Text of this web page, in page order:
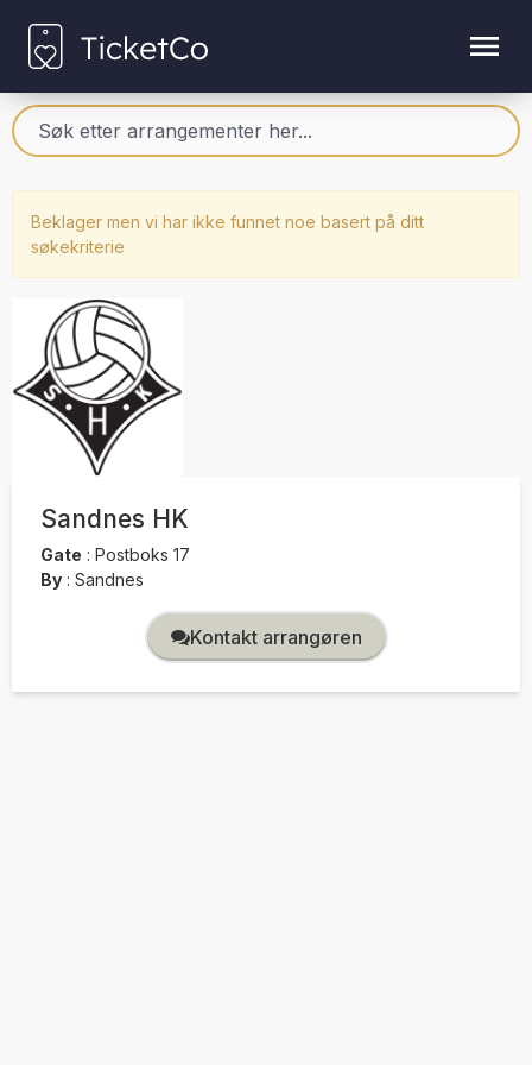
Beklager men vi har ikke funnet noe basert på ditt
søkekriterie
Sandnes HK
Gate : Postboks 17
By : Sandnes
Kontakt arrangøren